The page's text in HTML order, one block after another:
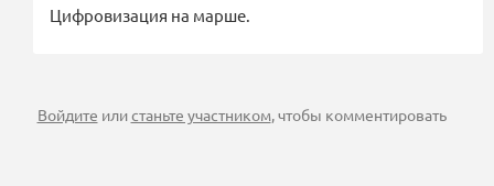
Цифровизация на марше.
Войдите илистаньте участником, чтобы комментировать